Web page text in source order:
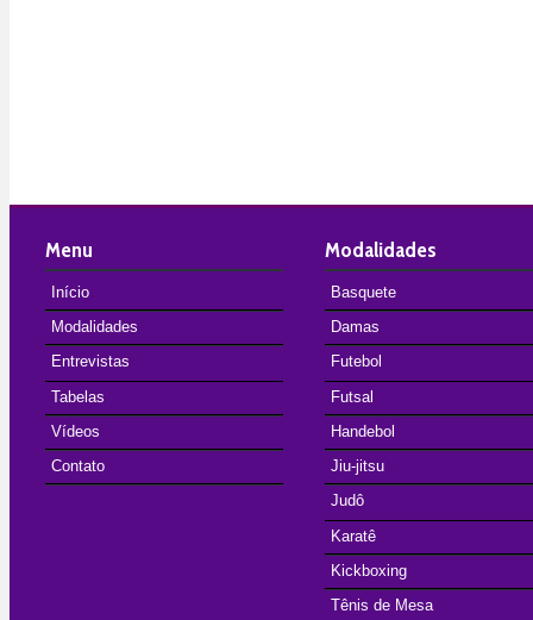
Menu
Início
Modalidades
Entrevistas
Tabelas
Vídeos
Contato
Modalidades
Basquete
Damas
Futebol
Futsal
Handebol
Jiu-jitsu
Judô
Karatê
Kickboxing
Tênis de Mesa